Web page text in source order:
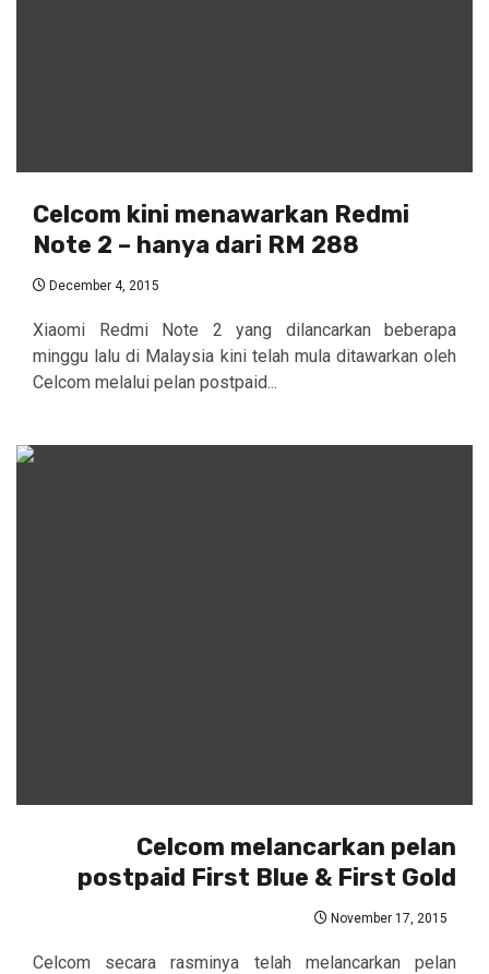
Celcom kini menawarkan Redmi
Note 2 – hanya dari RM 288
December 4, 2015
Xiaomi Redmi Note 2 yang dilancarkan beberapa
minggu lalu di Malaysia kini telah mula ditawarkan oleh
Celcom melalui pelan postpaid...
Celcom melancarkan pelan
postpaid First Blue & First Gold
November 17, 2015
Celcom secara rasminya telah melancarkan pelan